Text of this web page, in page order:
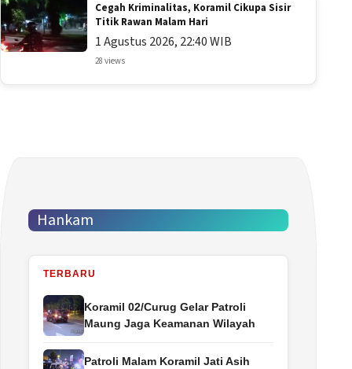
Cegah Kriminalitas, Koramil Cikupa Sisir
Titik Rawan Malam Hari
1 Agustus 2026, 22:40 WIB
28 views
Hankam
TERBARU
Koramil 02/Curug Gelar Patroli
Maung Jaga Keamanan Wilayah
Patroli Malam Koramil Jati Asih